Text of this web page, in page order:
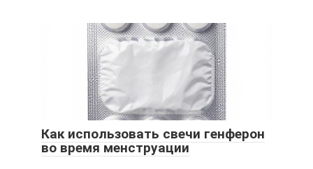
Как использовать свечи генферон
во время менструации